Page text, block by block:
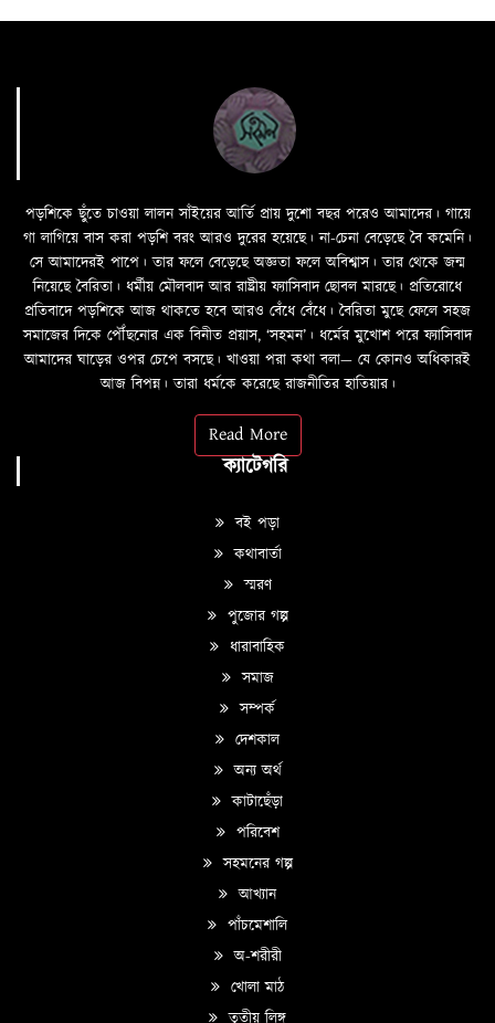
পড়শিকে ছুঁতে চাওয়া লালন সাঁইয়ের আর্তি প্রায় দুশো বছর পরেও আমাদের। গায়ে
গা লাগিয়ে বাস করা পড়শি বরং আরও দুরের হয়েছে। না-চেনা বেড়েছে বৈ কমেনি।
সে আমাদেরই পাপে। তার ফলে বেড়েছে অজ্ঞতা ফলে অবিশ্বাস। তার থেকে জন্ম
নিয়েছে বৈরিতা। ধর্মীয় মৌলবাদ আর রাষ্ট্রীয় ফ্যাসিবাদ ছোবল মারছে। প্রতিরোধে
প্রতিবাদে পড়শিকে আজ থাকতে হবে আরও বেঁধে বেঁধে। বৈরিতা মুছে ফেলে সহজ
সমাজের দিকে পৌঁছনোর এক বিনীত প্রয়াস, ‘সহমন’। ধর্মের মুখোশ পরে ফ্যাসিবাদ
আমাদের ঘাড়ের ওপর চেপে বসছে। খাওয়া পরা কথা বলা—­­ যে কোনও অধিকারই
আজ বিপন্ন। তারা ধর্মকে করেছে রাজনীতির হাতিয়ার।
Read More
ক্যাটেগরি
বই পড়া
কথাবার্তা
স্মরণ
পুজোর গল্প
ধারাবাহিক
সমাজ
সম্পর্ক
দেশকাল
অন্য অর্থ
কাটাছেঁড়া
পরিবেশ
সহমনের গল্প
আখ্যান
পাঁচমেশালি
অ-শরীরী
খোলা মাঠ